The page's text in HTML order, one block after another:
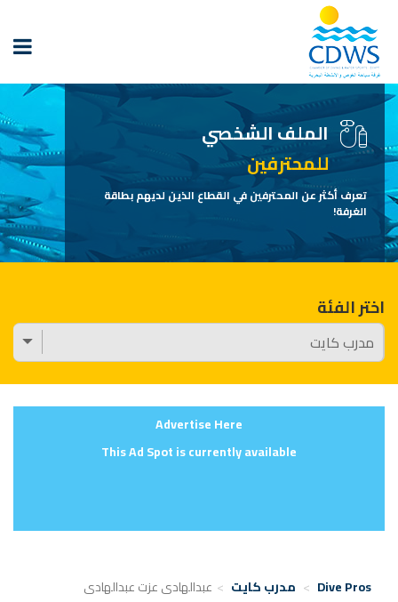
الملف الشخصي
للمحترفين
تعرف أكثر عن المحترفين في القطاع الذين لديهم بطاقة
الغرفة!
اختر الفئة
Advertise Here
This Ad Spot is currently available
Dive Pros مدرب كايت
عبدالهادى عزت عبدالهادى